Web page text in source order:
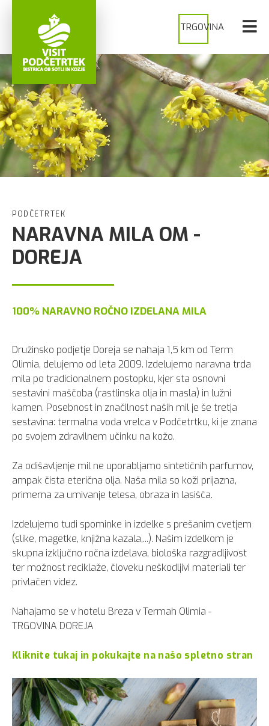
TRGOVINA
PODČETRTEK
NARAVNA MILA OM -
DOREJA
100% NARAVNO ROČNO IZDELANA MILA
Družinsko podjetje Doreja se nahaja 1,5 km od Term
Olimia, delujemo od leta 2009. Izdelujemo naravna trda
mila po tradicionalnem postopku, kjer sta osnovni
sestavini maščoba (rastlinska olja in masla) in lužni
kamen. Posebnost in značilnost naših mil je še tretja
sestavina: termalna voda vrelca v Podčetrtku, ki je znana
po svojem zdravilnem učinku na kožo.
Za odišavljenje mil ne uporabljamo sintetičnih parfumov,
ampak čista eterična olja. Naša mila so koži prijazna,
primerna za umivanje telesa, obraza in lasišča.
Izdelujemo tudi spominke in izdelke s prešanim cvetjem
(slike, magetke, knjižna kazala,...). Našim izdelkom je
skupna izključno ročna izdelava, biološka razgradljivost
ter možnost reciklaže, človeku neškodljivi materiali ter
privlačen videz.
Nahajamo se v hotelu Breza v Termah Olimia -
TRGOVINA DOREJA
Kliknite tukaj in pokukajte na našo spletno stran